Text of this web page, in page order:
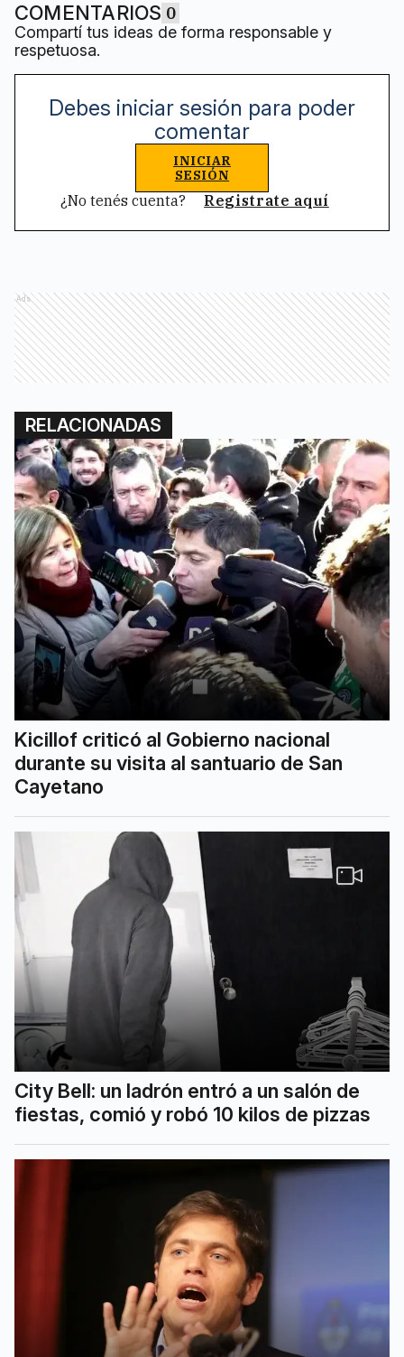
COMENTARIOS 0
Compartí tus ideas de forma responsable y
respetuosa.
Debes iniciar sesión para poder
comentar
INICIAR
SESIÓN
¿No tenés cuenta? Registrate aquí
Ads
RELACIONADAS
Kicillof criticó al Gobierno nacional
durante su visita al santuario de San
Cayetano
City Bell: un ladrón entró a un salón de
fiestas, comió y robó 10 kilos de pizzas